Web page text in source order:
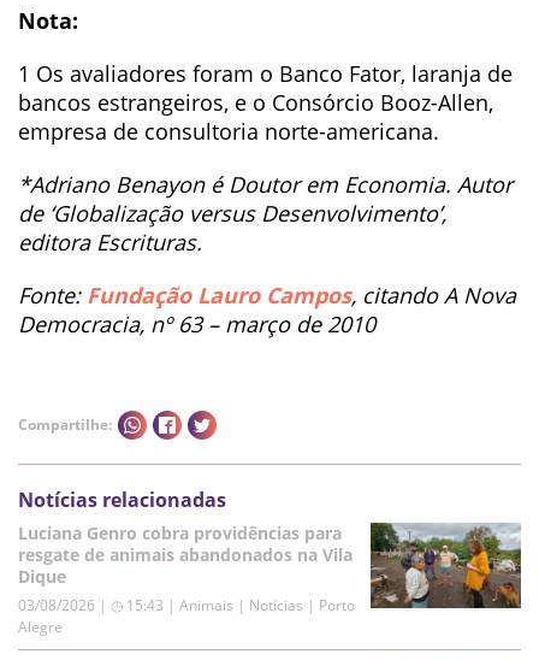
Nota:
1 Os avaliadores foram o Banco Fator, laranja de
bancos estrangeiros, e o Consórcio Booz-Allen,
empresa de consultoria norte-americana.
*Adriano Benayon é Doutor em Economia. Autor
de ‘Globalização versus Desenvolvimento’,
editora Escrituras.
Fonte: Fundação Lauro Campos, citando A Nova
Democracia, nº 63 – março de 2010
Compartilhe:
Notícias relacionadas
Luciana Genro cobra providências para
resgate de animais abandonados na Vila
Dique
03/08/2026 | ◷ 15:43 | Animais | Notícias | Porto
Alegre